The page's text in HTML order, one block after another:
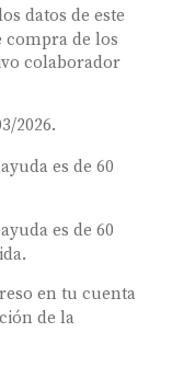
datos de este
de los
colaborador
2026.
es de 60
es de 60
en tu cuenta
de la